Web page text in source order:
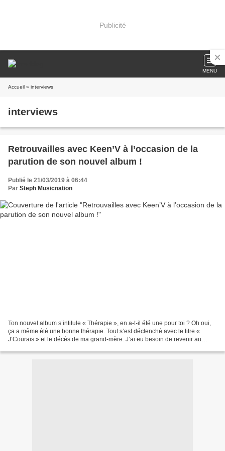
Publicité
MENU
Accueil » interviews
interviews
Retrouvailles avec Keen’V à l’occasion de la
parution de son nouvel album !
Publié le 21/03/2019 à 06:44
Par Steph Musicnation
Ton nouvel album s’intitule « Thérapie », en a-t-il été une pour toi ? Oh oui,
ça a même été une bonne thérapie. Tout s’est déclenché avec le titre «
J’Courais » et le décès de ma grand-mère. J’ai eu besoin de revenir au